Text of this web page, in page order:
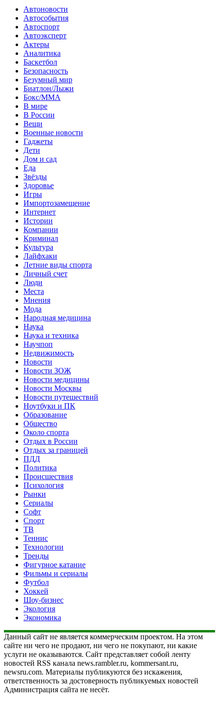
Автоновости
Автособытия
Автоспорт
Автоэксперт
Актеры
Аналитика
Баскетбол
Безопасность
Безумный мир
Биатлон/Лыжи
Бокс/MMA
В мире
В России
Вещи
Военные новости
Гаджеты
Дети
Дом и сад
Еда
Звёзды
Здоровье
Игры
Импортозамещение
Интернет
Истории
Компании
Криминал
Культура
Лайфхаки
Летние виды спорта
Личный счет
Люди
Места
Мнения
Мода
Народная медицина
Наука
Наука и техника
Научпоп
Недвижимость
Новости
Новости ЗОЖ
Новости медицины
Новости Москвы
Новости путешествий
Ноутбуки и ПК
Образование
Общество
Около спорта
Отдых в России
Отдых за границей
ПДД
Политика
Происшествия
Психология
Рынки
Сериалы
Софт
Спорт
ТВ
Теннис
Технологии
Тренды
Фигурное катание
Фильмы и сериалы
Футбол
Хоккей
Шоу-бизнес
Экология
Экономика
Данный сайт не является коммерческим проектом. На этом
сайте ни чего не продают, ни чего не покупают, ни какие
услуги не оказываются. Сайт представляет собой ленту
новостей RSS канала news.rambler.ru, kommersant.ru,
newsru.com. Материалы публикуются без искажения,
ответственность за достоверность публикуемых новостей
Администрация сайта не несёт.